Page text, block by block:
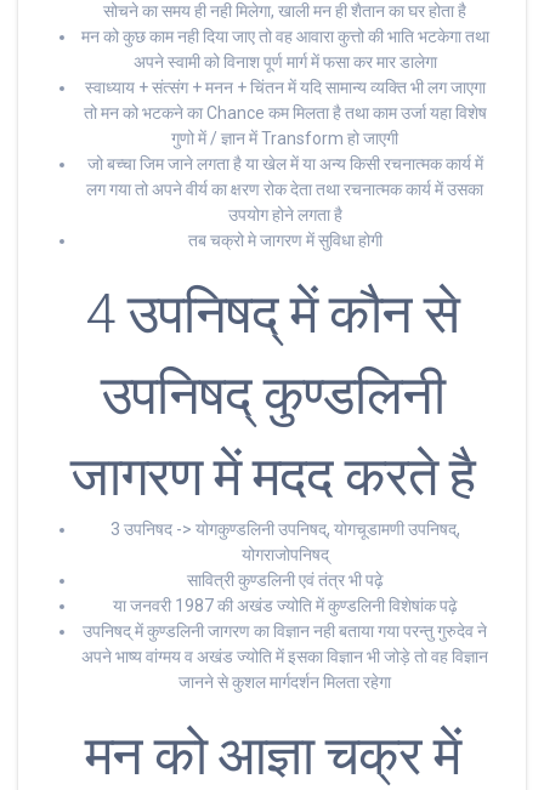
सोचने का समय ही नही मिलेगा, खाली मन ही शैतान का घर होता है
मन को कुछ काम नही दिया जाए तो वह आवारा कुत्तो की भाति भटकेगा तथा
अपने स्वामी को विनाश पूर्ण मार्ग में फसा कर मार डालेगा
स्वाध्याय + संत्संग + मनन + चिंतन में यदि सामान्य व्यक्ति भी लग जाएगा
तो मन को भटकने का Chance कम मिलता है तथा काम उर्जा यहा विशेष
गुणो में / ज्ञान में Transform हो जाएगी
जो बच्चा जिम जाने लगता है या खेल में या अन्य किसी रचनात्मक कार्य में
लग गया तो अपने वीर्य का क्षरण रोक देता तथा रचनात्मक कार्य में उसका
उपयोग होने लगता है
तब चक्रो मे जागरण में सुविधा होगी
4 उपनिषद् में कौन से
उपनिषद् कुण्डलिनी
जागरण में मदद करते है
3 उपनिषद -> योगकुण्डलिनी उपनिषद्, योगचूडामणी उपनिषद्,
योगराजोपनिषद्
सावित्री कुण्डलिनी एवं तंत्र भी पढ़े
या जनवरी 1987 की अखंड ज्योति में कुण्डलिनी विशेषांक पढ़े
उपनिषद् में कुण्डलिनी जागरण का विज्ञान नही बताया गया परन्तु गुरुदेव ने
अपने भाष्य वांग्मय व अखंड ज्योति में इसका विज्ञान भी जोड़े तो वह विज्ञान
जानने से कुशल मार्गदर्शन मिलता रहेगा
मन को आज्ञा चक्र में